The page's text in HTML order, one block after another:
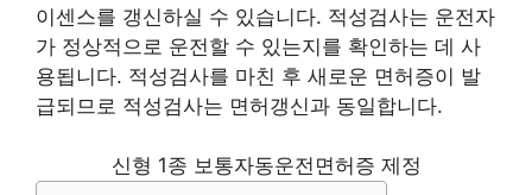
이센스를 갱신하실 수 있습니다. 적성검사는 운전자
가 정상적으로 운전할 수 있는지를 확인하는 데 사
용됩니다. 적성검사를 마친 후 새로운 면허증이 발
급되므로 적성검사는 면허갱신과 동일합니다.
신형 1종 보통자동운전면허증 제정